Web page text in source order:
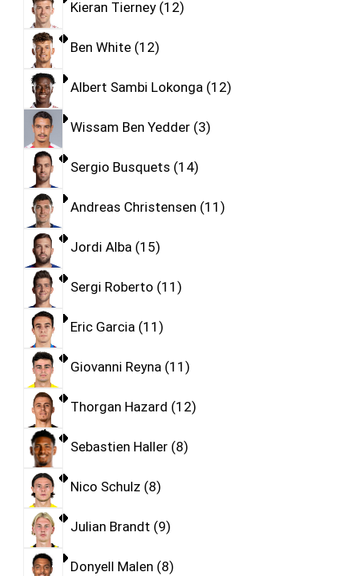
Kieran Tierney 12
Ben White 12
Albert Sambi Lokonga 12
Wissam Ben Yedder 3
Sergio Busquets 14
Andreas Christensen 11
Jordi Alba 15
Sergi Roberto 11
Eric Garcia 11
Giovanni Reyna 11
Thorgan Hazard 12
Sebastien Haller 8
Nico Schulz 8
Julian Brandt 9
Donyell Malen 8